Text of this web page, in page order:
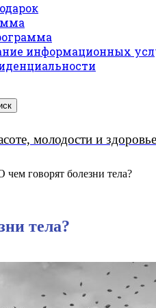
информационных
молодости и здоровье
чем говорят болезни тела?
тела?